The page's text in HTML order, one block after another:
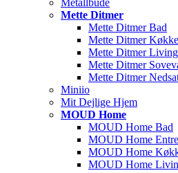
Metallbude
Mette Ditmer
Mette Ditmer Bad
Mette Ditmer
Mette Ditmer Living
Mette Ditmer
Mette Ditmer
Miniio
Mit Dejlige Hjem
MOUD Home
MOUD Home Bad
MOUD Home Entre
MOUD Home
MOUD Home